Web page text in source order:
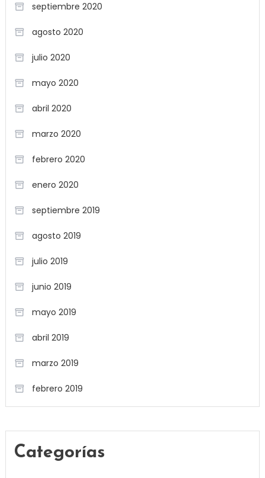
septiembre 2020
agosto 2020
julio 2020
mayo 2020
abril 2020
marzo 2020
febrero 2020
enero 2020
septiembre 2019
agosto 2019
julio 2019
junio 2019
mayo 2019
abril 2019
marzo 2019
febrero 2019
Categorías